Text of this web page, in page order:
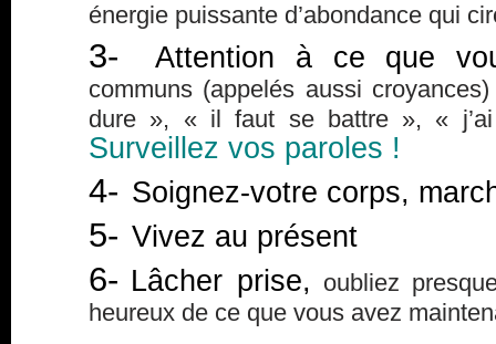
énergie puissante d’abondance qui
3- Attention à ce que
communs (appelés aussi
dure », « il faut se battre », «
Surveillez vos paroles !
4- Soignez-votre corps,
5- Vivez au présent
6- Lâcher prise, oubliez
heureux de ce que vous avez